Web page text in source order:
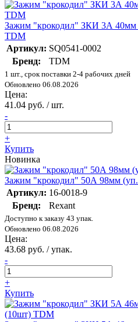
Зажим "крокодил" ЗКИ 3А 40мм
TDM
Артикул: SQ0541-0002
Бренд:
TDM
1 шт., срок поставки 2-4 рабочих дней
Обновлено 06.08.2026
Цена:
41.04 руб. / шт.
-
+
Купить
Новинка
Зажим "крокодил" 50А 98мм
Артикул: 16-0018-9
Бренд:
Rexant
Доступно к заказу 43 упак.
Обновлено 06.08.2026
Цена:
43.68 руб. / упак.
-
+
Купить